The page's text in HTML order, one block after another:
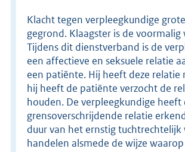
Klacht tegen verpleegkundige
gegrond. Klaagster is de voormalig
Tijdens dit dienstverband is de
een affectieve en seksuele relatie
een patiënte. Hij heeft deze relatie
hij heeft de patiënte verzocht de
houden. De verpleegkundige heeft
grensoverschrijdende relatie
duur van het ernstig tuchtrechtelijk
handelen alsmede de wijze